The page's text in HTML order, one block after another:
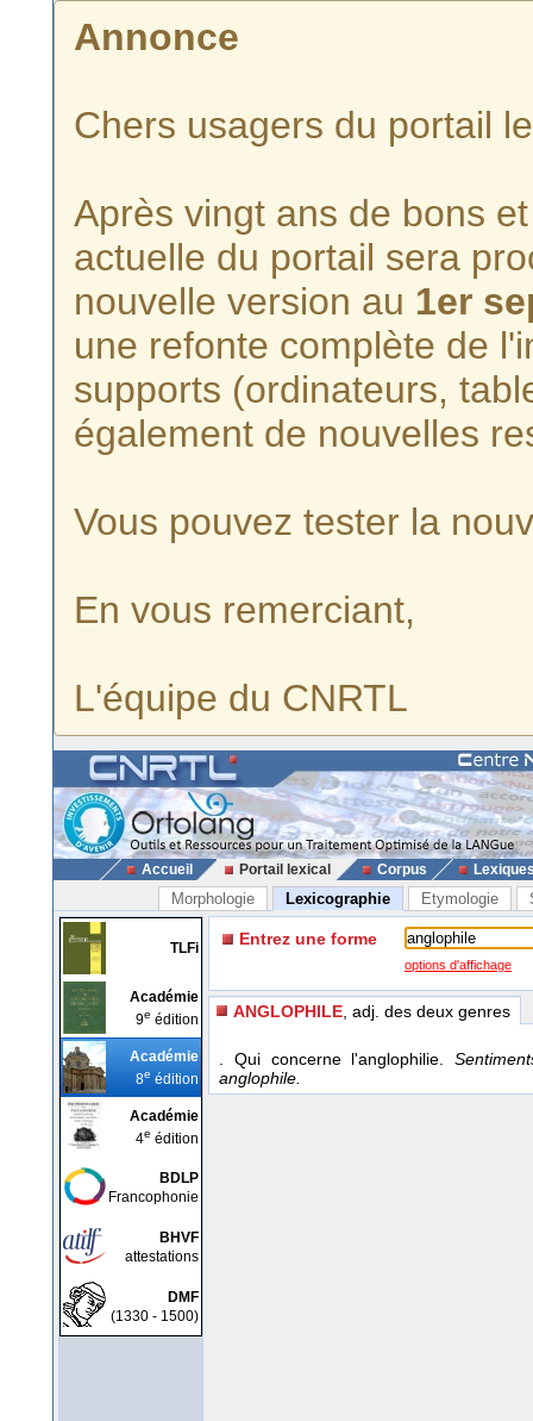
Annonce
Chers usagers du portail
Après vingt ans de bons
actuelle du portail sera
nouvelle version au 1er
une refonte complète de
supports (ordinateurs,
également de nouvelles
Vous pouvez tester la
En vous remerciant,
L'équipe du CNRTL
Accueil Portail lexical Corpus
Morphologie Lexicographie Etymologie
TLFi
Académie
9e édition
Académie
8e édition
Académie
4e édition
BDLP
Francophonie
BHVF
attestations
DMF
(1330 - 1500)
Entrez une forme
options d'affichage
ANGLOPHILE , adj. des deux genres
. Qui concerne l'anglophilie.
anglophile.